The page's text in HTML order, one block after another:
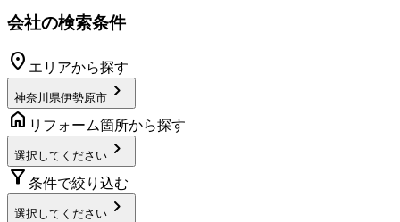
会社の検索条件
location_on エリアから探す
神奈川県伊勢原市 chevron_right
home リフォーム箇所から探す
選択してください chevron_right
filter_alt 条件で絞り込む
選択してください chevron_right